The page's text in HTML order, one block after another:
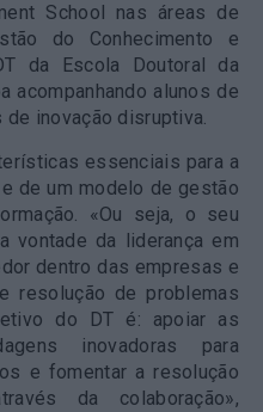
School nas áreas de
do Conhecimento e
da Escola Doutoral da
acompanhando alunos de
inovação disruptiva.
essenciais para a
de um modelo de gestão
«Ou seja, o seu
vontade da liderança em
dentro das empresas e
resolução de problemas
do DT é: apoiar as
inovadoras para
e fomentar a resolução
da colaboração»,